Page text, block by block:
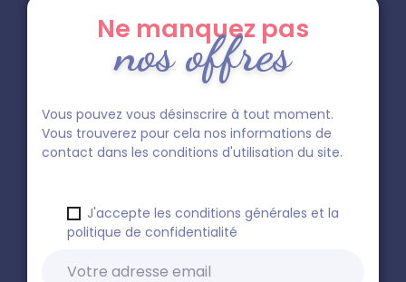
Ne manquez pas
nos offres
Vous pouvez vous désinscrire à tout moment.
Vous trouverez pour cela nos informations de
contact dans les conditions d'utilisation du site.
J'accepte les conditions générales et la
politique de confidentialité